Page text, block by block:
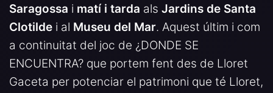
Saragossa i matí i tarda als Jardins de Santa
Clotilde i al Museu del Mar. Aquest últim i com
a continuitat del joc de ¿DONDE SE
ENCUENTRA? que portem fent des de Lloret
Gaceta per potenciar el patrimoni que té Lloret,